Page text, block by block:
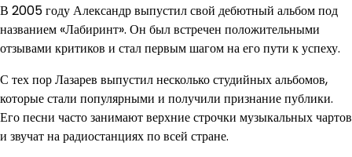
В 2005 году Александр выпустил свой дебютный альбом под
названием «Лабиринт». Он был встречен положительными
отзывами критиков и стал первым шагом на его пути к успеху.
С тех пор Лазарев выпустил несколько студийных альбомов,
которые стали популярными и получили признание публики.
Его песни часто занимают верхние строчки музыкальных чартов
и звучат на радиостанциях по всей стране.